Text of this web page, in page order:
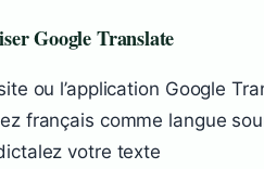
Google Translate
ou l’application Google
français comme langue
votre texte